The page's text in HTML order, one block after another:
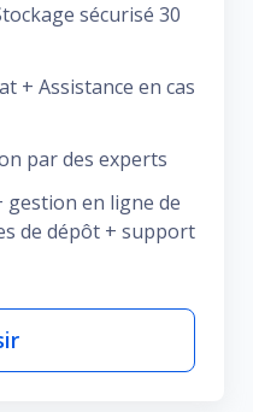
sécurisé 30
+ Assistance en cas
par des experts
gestion en ligne de
de dépôt + support